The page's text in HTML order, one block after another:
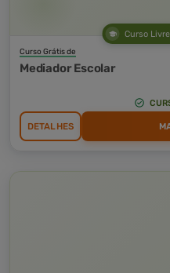
Curso Livre
Curso Grátis de
Mediador Escolar
DETALHES